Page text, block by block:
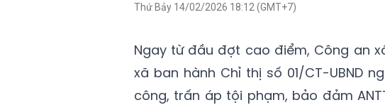
Thứ Bảy 14/02/2026 18:12 (GMT+7)
Ngay từ đầu đợt cao điểm, Công an
xã ban hành Chỉ thị số 01/CT-UBND
công, trấn áp tội phạm, bảo đảm